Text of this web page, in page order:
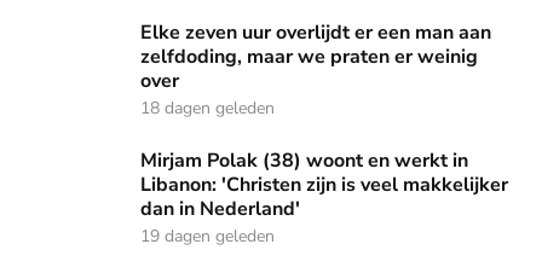
Elke zeven uur overlijdt er een man aan zelfdoding, maar
Elke zeven uur overlijdt er een man aan
zelfdoding, maar we praten er weinig
over
18 dagen geleden
Mirjam Polak (38) woont en werkt in Libanon: 'Christen
Mirjam Polak (38) woont en werkt in
Libanon: 'Christen zijn is veel makkelijker
dan in Nederland'
19 dagen geleden